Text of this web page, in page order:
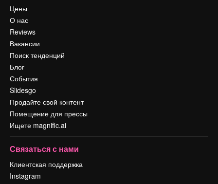
Цены
О нас
Reviews
Вакансии
Поиск тенденций
Блог
События
Slidesgo
Продайте свой контент
Помещение для прессы
Ищете magnific.ai
Связаться с нами
Клиентская поддержка
Instagram